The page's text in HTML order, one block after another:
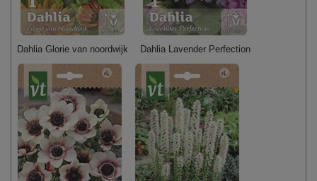
Dahlia Glorie van noordwijk Dahlia Lavender Perfection